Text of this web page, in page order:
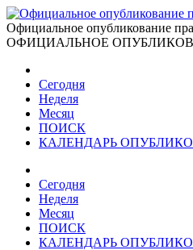
Официальное опубликование
ОФИЦИАЛЬНОЕ
Сегодня
Неделя
Месяц
ПОИСК
КАЛЕНДАРЬ
Сегодня
Неделя
Месяц
ПОИСК
КАЛЕНДАРЬ